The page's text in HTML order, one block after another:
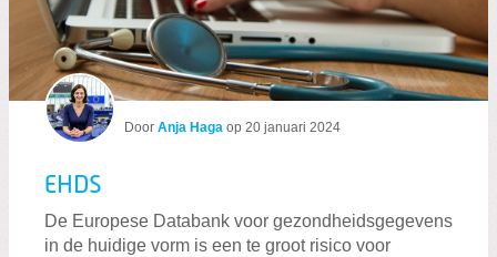
Door Anja Haga op 20 januari 2024
EHDS
De Europese Databank voor gezondheidsgegevens
in de huidige vorm is een te groot risico voor